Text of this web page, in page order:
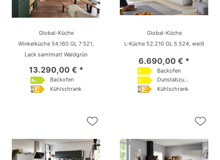
Global-Küche
Winkelküche 54.160 GL 7 521,
Lack samtmatt Waldgrün
13.290,00 € *
Backofen
Kühlschrank
Global-Küche
L-Küche 52.210 GL 5 524, weiß
6.690,00 € *
Backofen
Dunstabzugshaube
Kühlschrank